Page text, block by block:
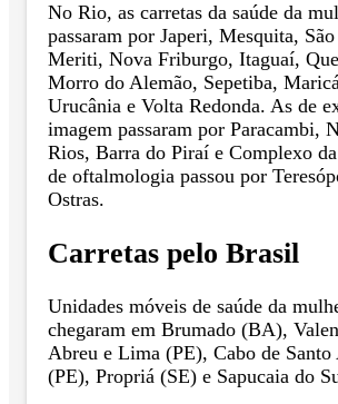
No Rio, as carretas da saúde da
passaram por Japeri, Mesquita,
Meriti, Nova Friburgo, Itaguaí,
Morro do Alemão, Sepetiba,
Urucânia e Volta Redonda. As de
imagem passaram por Paracambi,
Rios, Barra do Piraí e Complexo
de oftalmologia passou por
Ostras.
Carretas pelo Brasil
Unidades móveis de saúde da
chegaram em Brumado (BA),
Abreu e Lima (PE), Cabo de Santo
(PE), Propriá (SE) e Sapucaia do